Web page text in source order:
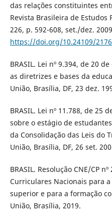
das relações constituintes
Revista Brasileira de Estudos
226, p. 592-608, set./dez.
https://doi.org/10.24109/
BRASIL. Lei nº 9.394, de 20
as diretrizes e bases da
União, Brasília, DF, 23 dez.
BRASIL. Lei nº 11.788, de 25
sobre o estágio de
da Consolidação das Leis do
União, Brasília, DF, 26 set.
BRASIL. Resolução CNE/CP
Curriculares Nacionais para
superior e para a formação
União, Brasília, 2019.